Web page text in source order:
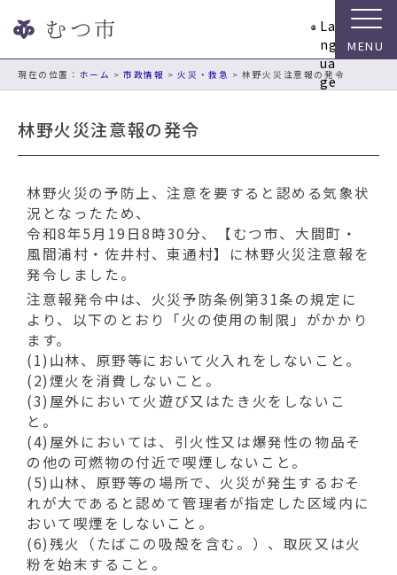
ビ
シ
La
ng
ua
ge
現在の位置： ホーム >市政情報 >火災・救急 > 林野火災注意報の発令
林野火災注意報の発令
林野火災の予防上、注意を要すると認める気象状
況となったため、
令和8年5月19日8時30分、【むつ市、大間町・
風間浦村・佐井村、東通村】に林野火災注意報を
発令しました。
注意報発令中は、火災予防条例第31条の規定に
より、以下のとおり「火の使用の制限」がかかり
ます。
(1)山林、原野等において火入れをしないこと。
(2)煙火を消費しないこと。
(3)屋外において火遊び又はたき火をしないこ
と。
(4)屋外においては、引火性又は爆発性の物品そ
の他の可燃物の付近で喫煙しないこと。
(5)山林、原野等の場所で、火災が発生するおそ
れが大であると認めて管理者が指定した区域内に
おいて喫煙をしないこと。
(6)残火（たばこの吸殻を含む。）、取灰又は火
粉を始末すること。